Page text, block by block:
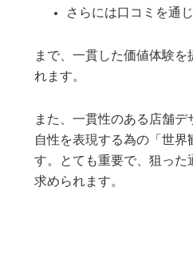
さらには口コミを通
まで、一貫した価値体験を
れます。
また、一貫性のある店舗デ
自性を表現する為の「世界
す。とても重要で、狙った
求められます。